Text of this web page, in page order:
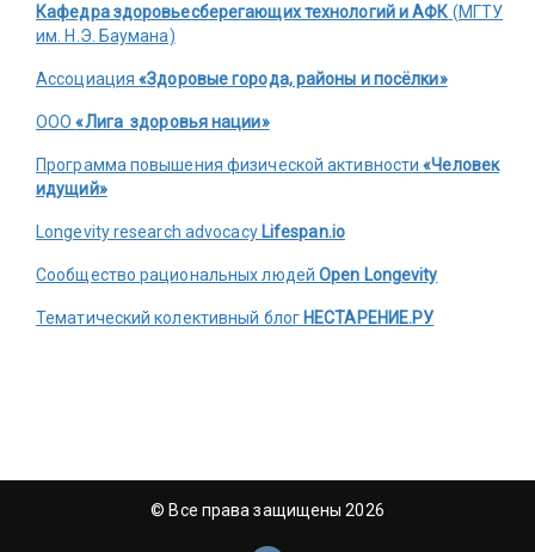
Кафедра здоровьесберегающих технологий и АФК (МГТУ
им. Н.Э. Баумана)
Ассоциация«Здоровые города, районы и посёлки»
ООО«Лига здоровья нации»
Программа повышения физической активности«Человек
идущий»
Longevity research advocacy Lifespan.io
Сообщество рациональных людей Open Longevity
Тематический колективный блог НЕСТАРЕНИЕ.РУ
© Все права защищены 2026